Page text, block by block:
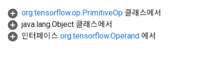
org.tensorflow.op.PrimitiveOp 클래스에서
java.lang.Object 클래스에서
인터페이스 org.tensorflow.Operand 에서